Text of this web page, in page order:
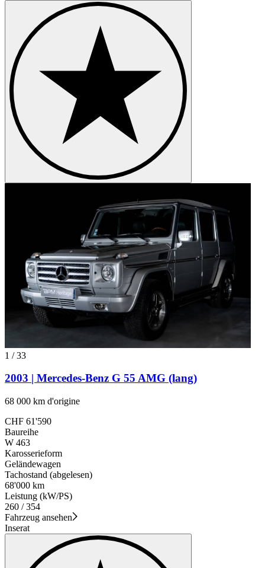
1 /33
2003 | Mercedes-Benz G 55 AMG (lang)
68 000 km d'origine
CHF 61'590
Baureihe
W 463
Karosserieform
Geländewagen
Tachostand (abgelesen)
68'000 km
Leistung (kW/PS)
260 / 354
Fahrzeug ansehen
Inserat